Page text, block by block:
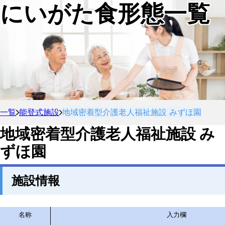
にいがた食形態一覧
一覧 能登式施設 地域密着型介護老人福祉施設 みずほ園
地域密着型介護老人福祉施設 み
ずほ園
施設情報